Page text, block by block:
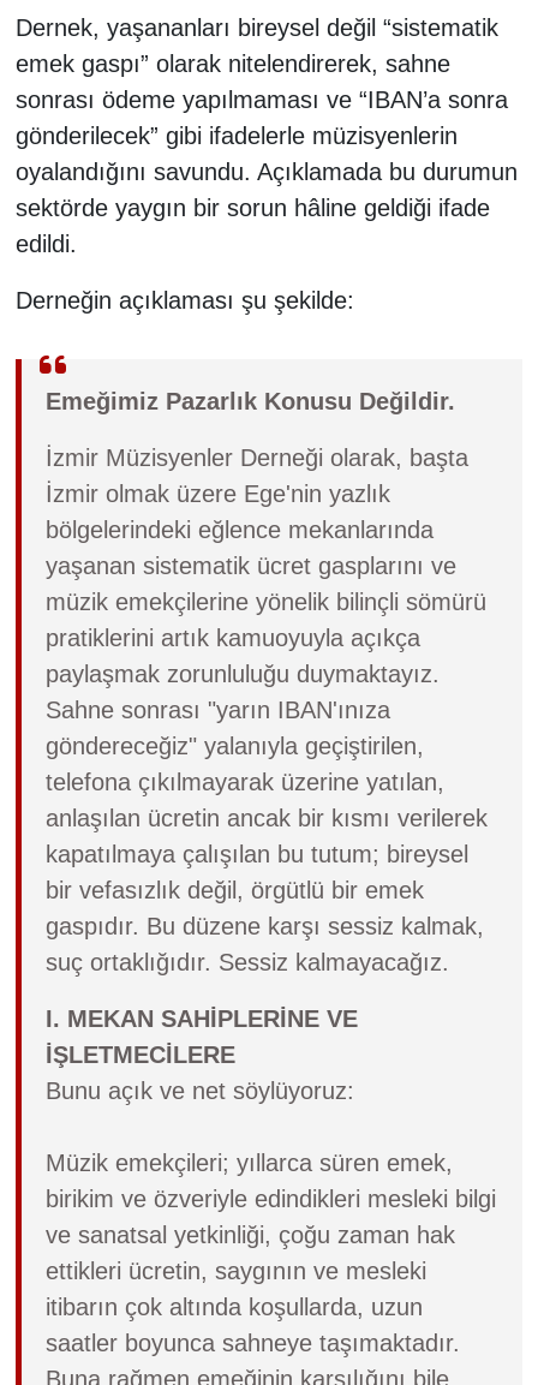
Dernek, yaşananları bireysel değil “sistematik
emek gaspı” olarak nitelendirerek, sahne
sonrası ödeme yapılmaması ve “IBAN’a sonra
gönderilecek” gibi ifadelerle müzisyenlerin
oyalandığını savundu. Açıklamada bu durumun
sektörde yaygın bir sorun hâline geldiği ifade
edildi.
Derneğin açıklaması şu şekilde:
Emeğimiz Pazarlık Konusu Değildir.
İzmir Müzisyenler Derneği olarak, başta
İzmir olmak üzere Ege'nin yazlık
bölgelerindeki eğlence mekanlarında
yaşanan sistematik ücret gasplarını ve
müzik emekçilerine yönelik bilinçli sömürü
pratiklerini artık kamuoyuyla açıkça
paylaşmak zorunluluğu duymaktayız.
Sahne sonrası "yarın IBAN'ınıza
göndereceğiz" yalanıyla geçiştirilen,
telefona çıkılmayarak üzerine yatılan,
anlaşılan ücretin ancak bir kısmı verilerek
kapatılmaya çalışılan bu tutum; bireysel
bir vefasızlık değil, örgütlü bir emek
gaspıdır. Bu düzene karşı sessiz kalmak,
suç ortaklığıdır. Sessiz kalmayacağız.
I. MEKAN SAHİPLERİNE VE
İŞLETMECİLERE
Bunu açık ve net söylüyoruz:
Müzik emekçileri; yıllarca süren emek,
birikim ve özveriyle edindikleri mesleki bilgi
ve sanatsal yetkinliği, çoğu zaman hak
ettikleri ücretin, saygının ve mesleki
itibarın çok altında koşullarda, uzun
saatler boyunca sahneye taşımaktadır.
Buna rağmen emeğinin karşılığını bile